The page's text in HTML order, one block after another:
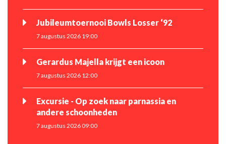
Jubileumtoernooi Bowls Losser ‘92
7 augustus 2026 19:00
Gerardus Majella krijgt een icoon
7 augustus 2026 12:00
Excursie - Op zoek naar parnassia en
andere schoonheden
7 augustus 2026 09:00